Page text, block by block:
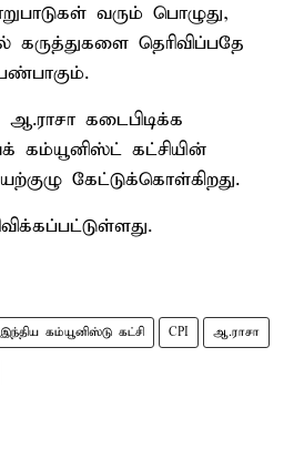
வரும் பொழுது,
கருத்துகளை தெரிவிப்பதே
கடைபிடிக்க
கம்யூனிஸ்ட் கட்சியின்
கேட்டுக்கொள்கிறது.
இந்திய கம்யூனிஸ்டு கட்சி CPI ஆ.ராசா